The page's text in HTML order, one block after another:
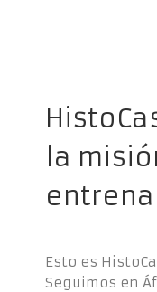
la
Esto es
Seguimos en